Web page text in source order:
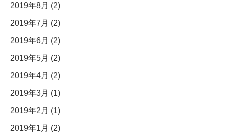
2019年8月 (2)
2019年7月 (2)
2019年6月 (2)
2019年5月 (2)
2019年4月 (2)
2019年3月 (1)
2019年2月 (1)
2019年1月 (2)